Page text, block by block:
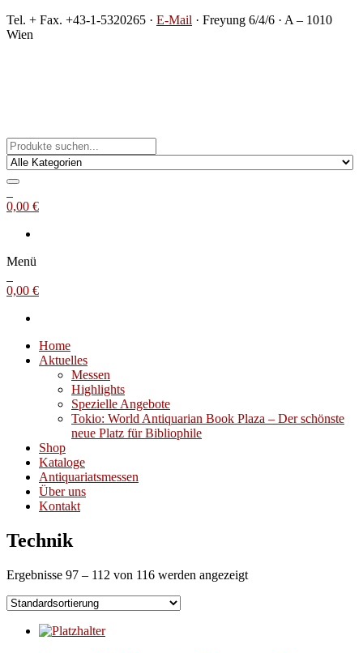
Zum
Inhalt
Tel. + Fax. +43-1-5320265 · E-Mail · Freyung 6/4/6 · A – 1010
Wien
0,00 €
Menü
0,00 €
Home
Aktuelles
Messen
Highlights
Spezielle Angebote
Tokio: World Antiquarian Book Plaza – Der schönste
neue Platz für Bibliophile
Shop
Kataloge
Antiquariatsmessen
Über uns
Kontakt
Technik
Ergebnisse 97 – 112 von 116 werden angezeigt